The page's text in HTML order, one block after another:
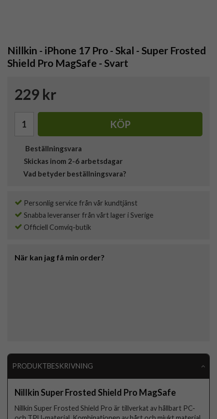
Nillkin - iPhone 17 Pro - Skal - Super Frosted
Shield Pro MagSafe - Svart
229 kr
KÖP
Beställningsvara
Skickas inom 2-6 arbetsdagar
Vad betyder beställningsvara?
Personlig service från vår kundtjänst
Snabba leveranser från vårt lager i Sverige
Officiell Comviq-butik
När kan jag få min order?
PRODUKTBESKRIVNING
Nillkin Super Frosted Shield Pro MagSafe
Nillkin Super Frosted Shield Pro är tillverkat av hållbart PC-